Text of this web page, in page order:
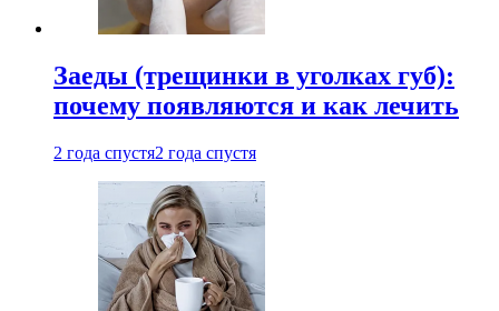
Заеды (трещинки в уголках губ):
почему появляются и как лечить
2 года спустя2 года спустя